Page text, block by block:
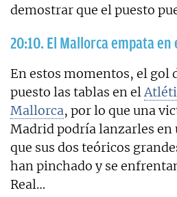
demostrar que el puesto
20:10. El Mallorca empata en
En estos momentos, el gol
puesto las tablas en el
Mallorca, por lo que una
Madrid podría lanzarles en
que sus dos teóricos
han pinchado y se
Real…